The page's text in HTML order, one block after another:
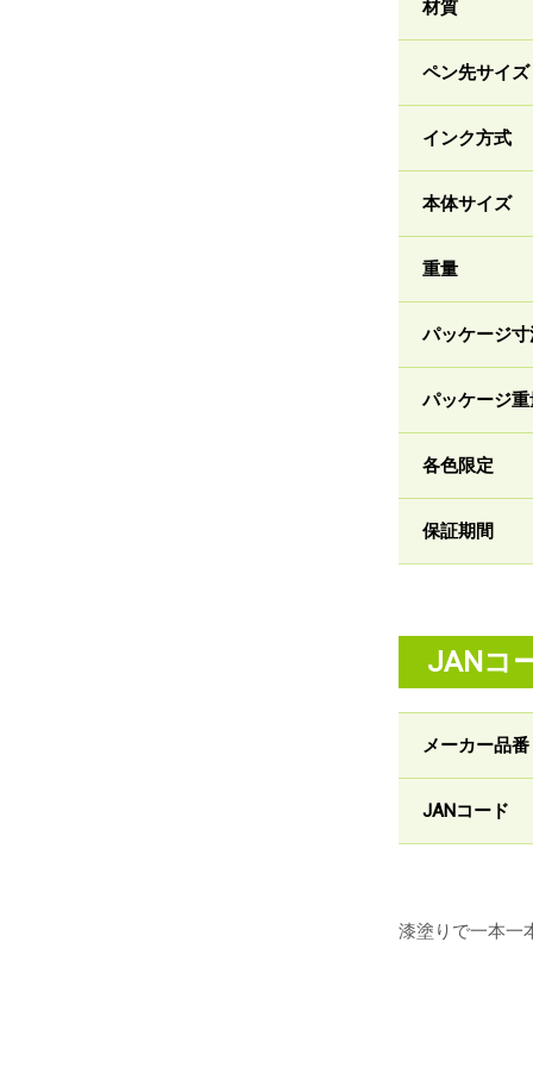
材質
ペン先サイズ
インク方式
本体サイズ
重量
パッケージ寸
パッケージ重
各色限定
保証期間
JANコ
メーカー品番
JANコード
漆塗りで一本一